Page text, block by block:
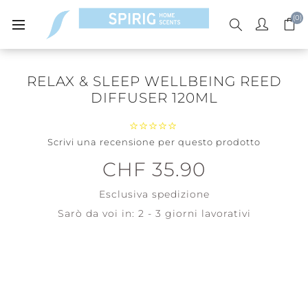
(0)
RELAX & SLEEP WELLBEING REED
DIFFUSER 120ML
Scrivi una recensione per questo prodotto
CHF 35.90
Esclusiva spedizione
Sarò da voi in: 2 - 3 giorni lavorativi